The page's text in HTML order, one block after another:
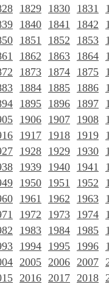
1829 1830 1831
1840 1841 1842
1851 1852 1853
1862 1863 1864
1873 1874 1875
1884 1885 1886
1895 1896 1897
1906 1907 1908
1917 1918 1919
1928 1929 1930
1939 1940 1941
1950 1951 1952
1961 1962 1963
1972 1973 1974
1983 1984 1985
1994 1995 1996
2005 2006 2007
2016 2017 2018